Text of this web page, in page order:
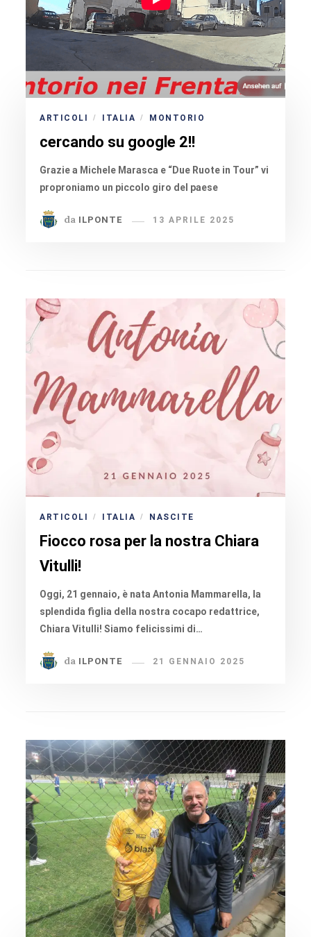
ARTICOLI / ITALIA / MONTORIO
cercando su google 2!!
Grazie a Michele Marasca e “Due Ruote in Tour” vi
proproniamo un piccolo giro del paese
da ILPONTE 13 APRILE 2025
ARTICOLI / ITALIA / NASCITE
Fiocco rosa per la nostra Chiara
Vitulli!
Oggi, 21 gennaio, è nata Antonia Mammarella, la
splendida figlia della nostra cocapo redattrice,
Chiara Vitulli! Siamo felicissimi di…
da ILPONTE 21 GENNAIO 2025